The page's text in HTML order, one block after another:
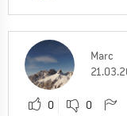
Marc
0 0